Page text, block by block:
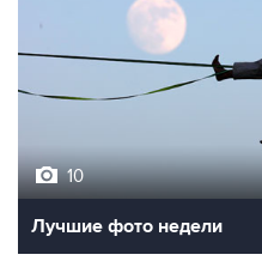
10
Лучшие фото недели